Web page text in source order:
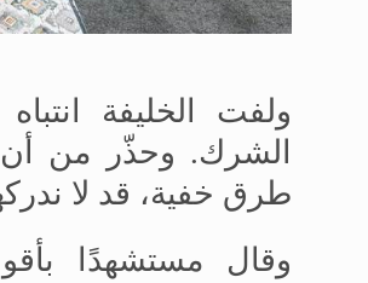
ولفت الخليفة
الشرك. وحذّر من
طرق خفية، قد لا
وقال مستشهدًا